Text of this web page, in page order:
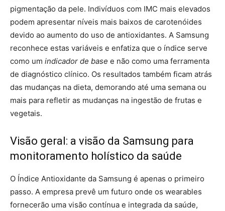
pigmentação da pele. Indivíduos com IMC mais elevados
podem apresentar níveis mais baixos de carotenóides
devido ao aumento do uso de antioxidantes. A Samsung
reconhece estas variáveis ​​e enfatiza que o índice serve
como um indicador de base e não como uma ferramenta
de diagnóstico clínico. Os resultados também ficam atrás
das mudanças na dieta, demorando até uma semana ou
mais para refletir as mudanças na ingestão de frutas e
vegetais.
Visão geral: a visão da Samsung para
monitoramento holístico da saúde
O Índice Antioxidante da Samsung é apenas o primeiro
passo. A empresa prevê um futuro onde os wearables
fornecerão uma visão contínua e integrada da saúde,